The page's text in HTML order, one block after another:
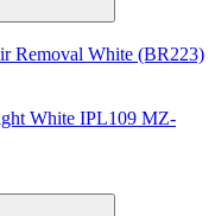
Removal White (BR223)